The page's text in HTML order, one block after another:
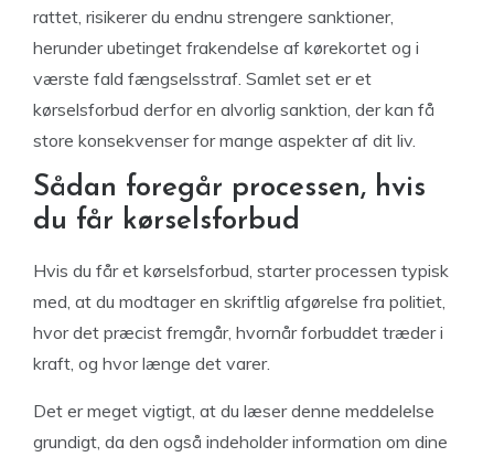
rattet, risikerer du endnu strengere sanktioner,
herunder ubetinget frakendelse af kørekortet og i
værste fald fængselsstraf. Samlet set er et
kørselsforbud derfor en alvorlig sanktion, der kan få
store konsekvenser for mange aspekter af dit liv.
Sådan foregår processen, hvis
du får kørselsforbud
Hvis du får et kørselsforbud, starter processen typisk
med, at du modtager en skriftlig afgørelse fra politiet,
hvor det præcist fremgår, hvornår forbuddet træder i
kraft, og hvor længe det varer.
Det er meget vigtigt, at du læser denne meddelelse
grundigt, da den også indeholder information om dine